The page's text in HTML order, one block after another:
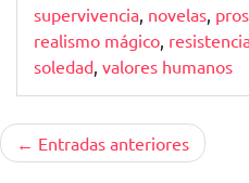
supervivencia novelas
realismo mágico
soledad valores humanos
Navegación
Entradas anteriores